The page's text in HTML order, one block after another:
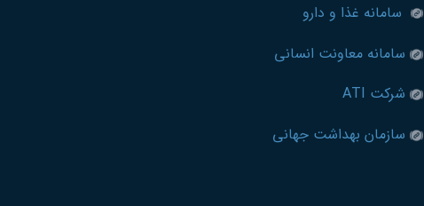
سامانه غذا و دارو
سامانه معاونت انسانی
شرکت ATI
سازمان بهداشت جهانی